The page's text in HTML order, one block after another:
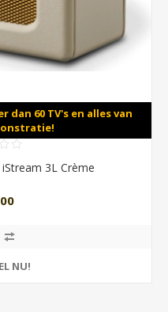
dan 60 TV's en alles van
3L Crème
NU!